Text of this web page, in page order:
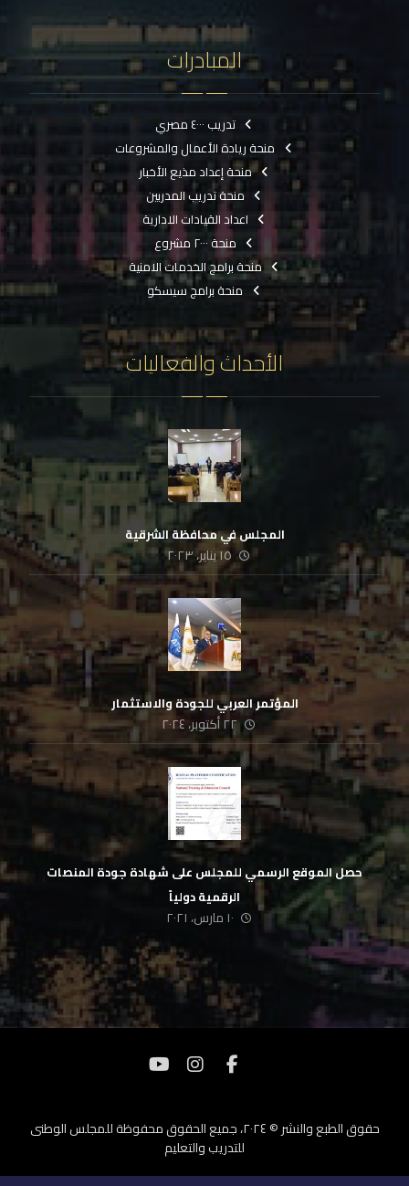
المبادرات
تدريب ٤٠٠٠ مصري
منحة ريادة الأعمال والمشروعات
منحة إعداد مذيع الأخبار
منحة تدريب المدربين
اعداد القيادات الادارية
منحة ٢٠٠٠ مشروع
منحة برامج الخدمات الامنية
منحة برامج سيسكو
الأحداث والفعاليات
المجلس في محافظة الشرقية
١٥ يناير، ٢٠٢٣
المؤتمر العربي للجودة والاستثمار
٢٢ أكتوبر، ٢٠٢٤
حصل الموقع الرسمي للمجلس على شهادة جودة المنصات
الرقمية دولياً
١٠ مارس، ٢٠٢١
حقوق الطبع والنشر © ٢٠٢٤، جميع الحقوق محفوظة للمجلس الوطنى
للتدريب والتعليم